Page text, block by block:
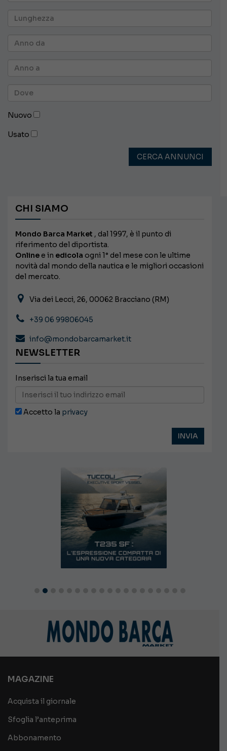
Nuovo
Usato
CERCA ANNUNCI
CHI SIAMO
Mondo Barca Market , dal 1997, è il punto di
riferimento del diportista.
Online e in edicola ogni 1° del mese con le ultime
novità dal mondo della nautica e le migliori occasioni
del mercato.
Via dei Lecci, 26, 00062 Bracciano (RM)
+39 06 99806045
info@mondobarcamarket.it
NEWSLETTER
Inserisci la tua email
Accetto la privacy
MAGAZINE
Acquista il giornale
Sfoglia l’anteprima
Abbonamento